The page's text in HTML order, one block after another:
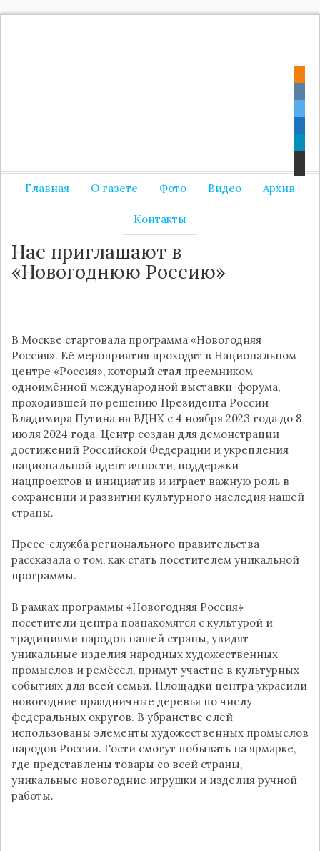
Главная О газете Фото Видео Архив
Контакты
Нас приглашают в
«Новогоднюю Россию»
В Москве стартовала программа «Новогодняя
Россия». Её мероприятия проходят в Национальном
центре «Россия», который стал преемником
одноимённой международной выставки-форума,
проходившей по решению Президента России
Владимира Путина на ВДНХ с 4 ноября 2023 года до 8
июля 2024 года. Центр создан для демонстрации
достижений Российской Федерации и укрепления
национальной идентичности, поддержки
нацпроектов и инициатив и играет важную роль в
сохранении и развитии культурного наследия нашей
страны.
Пресс-служба регионального правительства
рассказала о том, как стать посетителем уникальной
программы.
В рамках программы «Новогодняя Россия»
посетители центра познакомятся с культурой и
традициями народов нашей страны, увидят
уникальные изделия народных художественных
промыслов и ремёсел, примут участие в культурных
событиях для всей семьи. Площадки центра украсили
новогодние праздничные деревья по числу
федеральных округов. В убранстве елей
использованы элементы художественных промыслов
народов России. Гости смогут побывать на ярмарке,
где представлены товары со всей страны,
уникальные новогодние игрушки и изделия ручной
работы.